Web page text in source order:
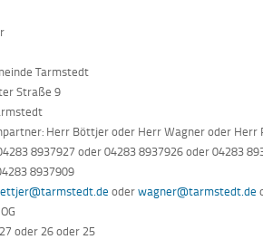
Tarmstedt
Straße 9
Herr Böttjer oder Herr Wagner oder Herr
8937927 oder 04283 8937926 oder 04283
8937909
oderwagner@tarmstedt.de
oder 26 oder 25